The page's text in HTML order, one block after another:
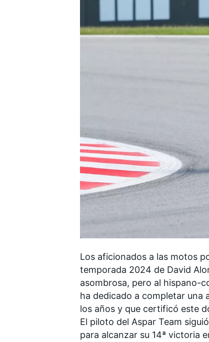
Los aficionados a las motos
temporada 2024 de David
asombrosa, pero al hispano-
ha dedicado a completar una
los años y que certificó este
El piloto del Aspar Team
para alcanzar su 14ª victoria